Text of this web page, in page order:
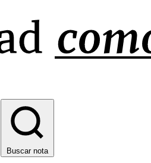
Buscar nota